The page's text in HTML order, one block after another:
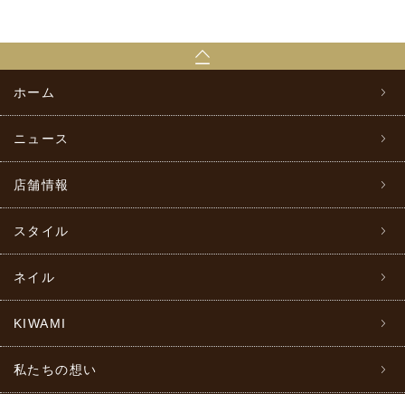
ホーム
ニュース
店舗情報
スタイル
ネイル
KIWAMI
私たちの想い